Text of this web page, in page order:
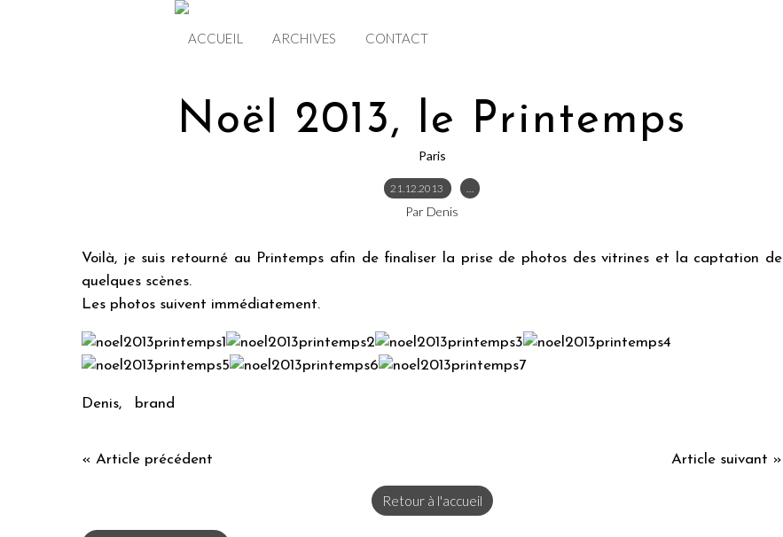
ACCUEIL ARCHIVES CONTACT
Noël 2013, le Printemps
Paris
21.12.2013 …
Par Denis
Voilà, je suis retourné au Printemps afin de finaliser la prise de photos des vitrines et la captation de
quelques scènes.
Les photos suivent immédiatement.
Denis, brand
« Article précédent Article suivant »
Retour à l'accueil